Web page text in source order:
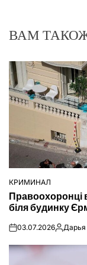
ВАМ
ОПУБЛІКУВАТИ
КРИМИНАЛ
Правоохоронці
біля будинку
on03.07.2026 Дарья